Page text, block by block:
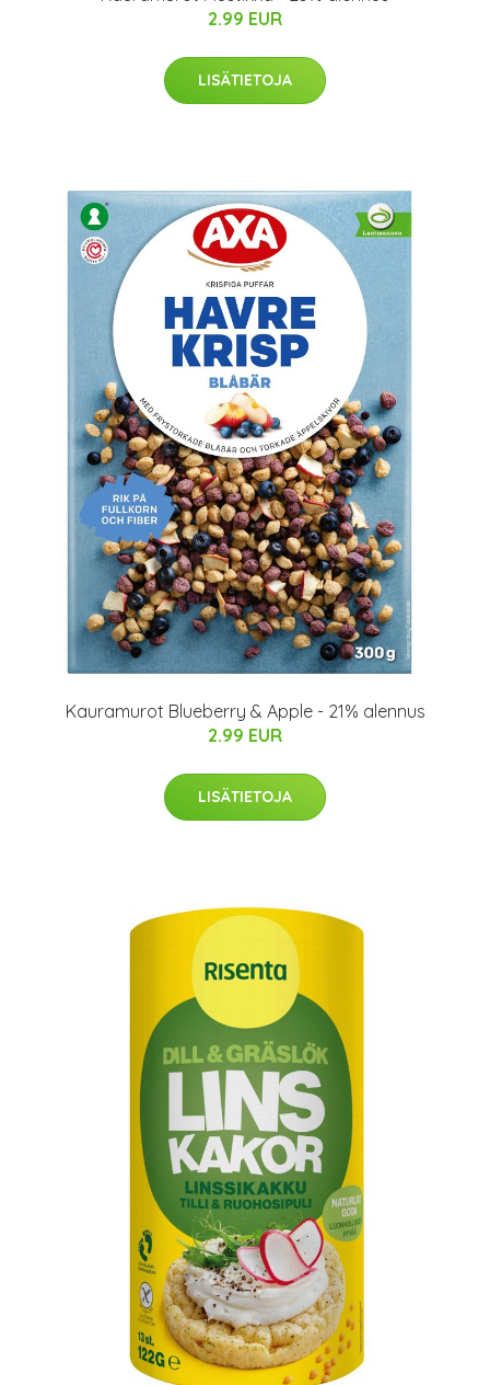
2.99 EUR
LISÄTIETOJA
Kauramurot Blueberry & Apple - 21% alennus
2.99 EUR
LISÄTIETOJA